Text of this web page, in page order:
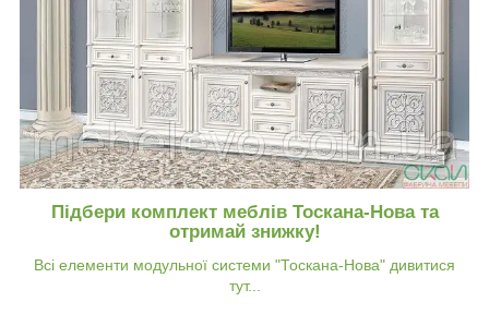
Підбери комплект меблів Тоскана-Нова та
отримай знижку!
Всі елементи модульної системи "Тоскана-Нова" дивитися
тут...